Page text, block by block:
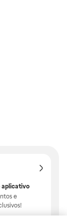
aplicativo
e